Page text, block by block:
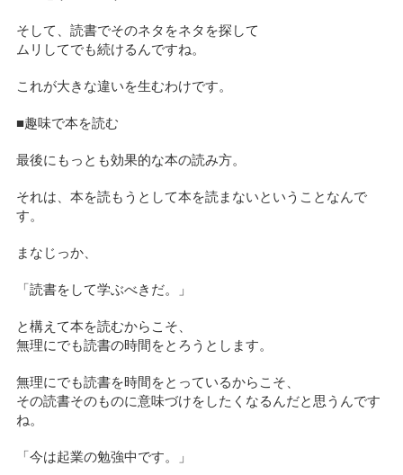
そして、読書でそのネタをネタを探して
ムリしてでも続けるんですね。
これが大きな違いを生むわけです。
■趣味で本を読む
最後にもっとも効果的な本の読み方。
それは、本を読もうとして本を読まないということなんで
す。
まなじっか、
「読書をして学ぶべきだ。」
と構えて本を読むからこそ、
無理にでも読書の時間をとろうとします。
無理にでも読書を時間をとっているからこそ、
その読書そのものに意味づけをしたくなるんだと思うんです
ね。
「今は起業の勉強中です。」